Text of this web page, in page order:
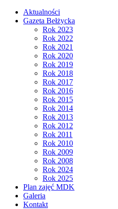
Aktualności
Gazeta Bełżycka
Rok 2023
Rok 2022
Rok 2021
Rok 2020
Rok 2019
Rok 2018
Rok 2017
Rok 2016
Rok 2015
Rok 2014
Rok 2013
Rok 2012
Rok 2011
Rok 2010
Rok 2009
Rok 2008
Rok 2024
Rok 2025
Plan zajęć MDK
Galeria
Kontakt